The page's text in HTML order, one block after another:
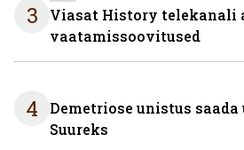
3
Viasat History telekanali
vaatamissoovitused
4
Demetriose unistus
Suureks